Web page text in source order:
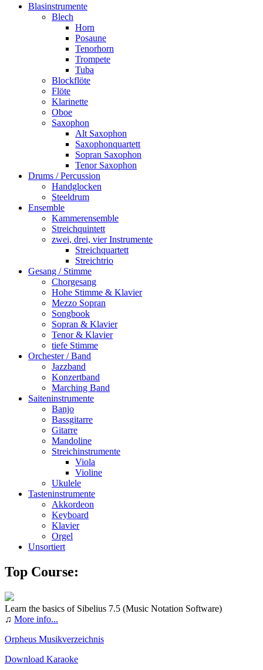
Blasinstrumente
Blech
Horn
Posaune
Tenorhorn
Trompete
Tuba
Blockflöte
Flöte
Klarinette
Oboe
Saxophon
Alt Saxophon
Saxophonquartett
Sopran Saxophon
Tenor Saxophon
Drums / Percussion
Handglocken
Steeldrum
Ensemble
Kammerensemble
Streichquintett
zwei, drei, vier Instrumente
Streichquartett
Streichtrio
Gesang / Stimme
Chorgesang
Hohe Stimme & Klavier
Mezzo Sopran
Songbook
Sopran & Klavier
Tenor & Klavier
tiefe Stimme
Orchester / Band
Jazzband
Konzertband
Marching Band
Saiteninstrumente
Banjo
Bassgitarre
Gitarre
Mandoline
Streichinstrumente
Viola
Violine
Ukulele
Tasteninstrumente
Akkordeon
Keyboard
Klavier
Orgel
Unsortiert
Top Course:
Learn the basics of Sibelius 7.5 (Music Notation Software)
♫ More info...
Orpheus Musikverzeichnis
Download Karaoke